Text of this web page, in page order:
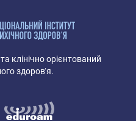
клінічно орієнтований
здоров’я.